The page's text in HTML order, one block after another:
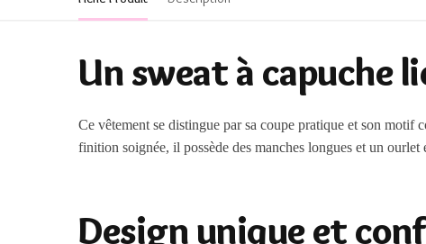
Un sweat à capuche
Ce vêtement se distingue par sa coupe pratique et son motif
finition soignée, il possède des manches longues et un
Design unique et